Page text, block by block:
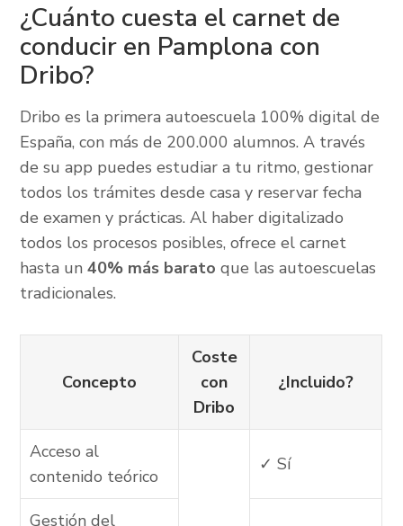
¿Cuánto cuesta el carnet de
conducir en Pamplona con
Dribo?
Dribo es la primera autoescuela 100% digital de
España, con más de 200.000 alumnos. A través
de su app puedes estudiar a tu ritmo, gestionar
todos los trámites desde casa y reservar fecha
de examen y prácticas. Al haber digitalizado
todos los procesos posibles, ofrece el carnet
hasta un40% más barato que las autoescuelas
tradicionales.
Concepto
Coste
con
Dribo
¿Incluido?
Acceso al
contenido teórico
✓ Sí
Gestión del